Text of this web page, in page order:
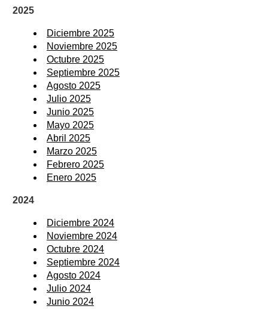
2025
Diciembre 2025
Noviembre 2025
Octubre 2025
Septiembre 2025
Agosto 2025
Julio 2025
Junio 2025
Mayo 2025
Abril 2025
Marzo 2025
Febrero 2025
Enero 2025
2024
Diciembre 2024
Noviembre 2024
Octubre 2024
Septiembre 2024
Agosto 2024
Julio 2024
Junio 2024